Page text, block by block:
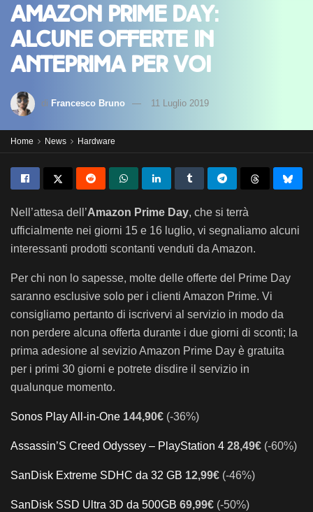
Amazon Prime Day:
alcune offerte in
anteprima per voi
di Francesco Bruno 11 Luglio 2019
Home News Hardware
Nell’attesa dell’Amazon Prime Day, che si terrà
ufficialmente nei giorni 15 e 16 luglio, vi segnaliamo alcuni
interessanti prodotti scontanti venduti da Amazon.
Per chi non lo sapesse, molte delle offerte del Prime Day
saranno esclusive solo per i clienti Amazon Prime. Vi
consigliamo pertanto di iscrivervi al servizio in modo da
non perdere alcuna offerta durante i due giorni di sconti; la
prima adesione al sevizio Amazon Prime Day è gratuita
per i primi 30 giorni e potrete disdire il servizio in
qualunque momento.
Sonos Play All-in-One 144,90€ (-36%)
Assassin’S Creed Odyssey – PlayStation 4 28,49€ (-60%)
SanDisk Extreme SDHC da 32 GB 12,99€ (-46%)
SanDisk SSD Ultra 3D da 500GB 69,99€ (-50%)